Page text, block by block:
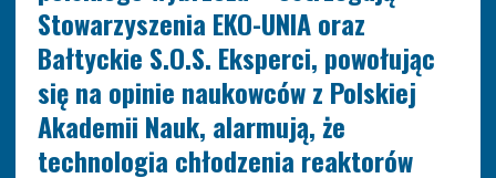
Stowarzyszenia EKO-UNIA oraz
Bałtyckie S.O.S. Eksperci, powołując
się na opinie naukowców z Polskiej
Akademii Nauk, alarmują, że
technologia chłodzenia reaktorów